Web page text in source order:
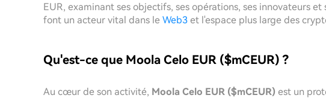
EUR, examinant ses objectifs, ses opérations, ses innovateurs
font un acteur vital dans le Web3 et l'espace plus large des
Qu'est-ce que Moola Celo EUR ($mCEUR) ?
Au cœur de son activité, Moola Celo EUR ($mCEUR) est un